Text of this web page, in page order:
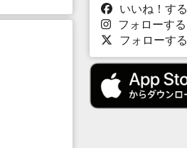
いいね！する
フォローする
フォローする